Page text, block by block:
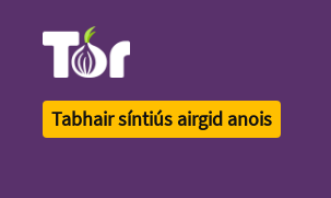
Tabhair síntiús airgid anois